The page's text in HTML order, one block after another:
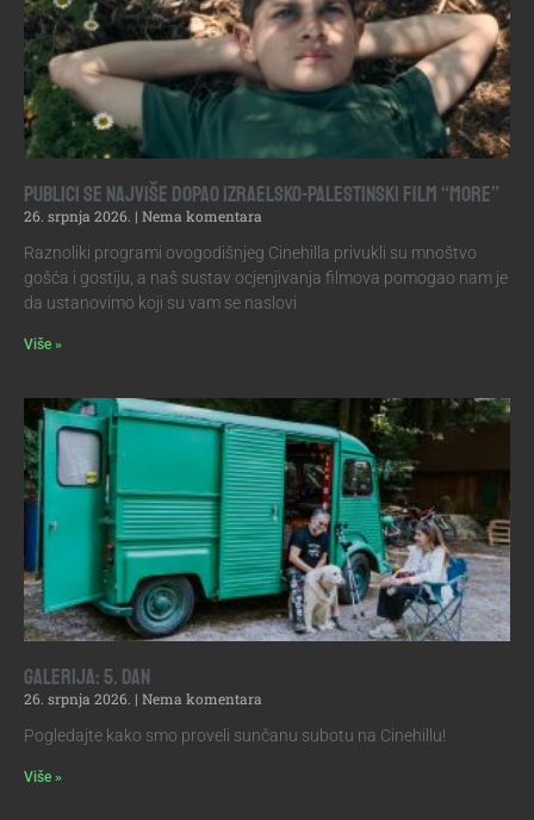
Publici se najviše dopao izraelsko-palestinski film “More”
26. srpnja 2026.
Nema komentara
Raznoliki programi ovogodišnjeg Cinehilla privukli su mnoštvo
gošća i gostiju, a naš sustav ocjenjivanja filmova pomogao nam je
da ustanovimo koji su vam se naslovi
Više »
Galerija: 5. dan
26. srpnja 2026.
Nema komentara
Pogledajte kako smo proveli sunčanu subotu na Cinehillu!
Više »